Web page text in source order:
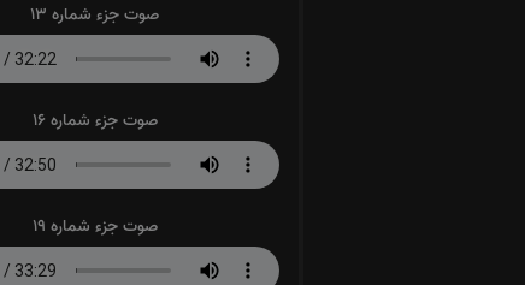
صوت جزء شماره 13
صوت جزء شماره 16
صوت جزء شماره 19